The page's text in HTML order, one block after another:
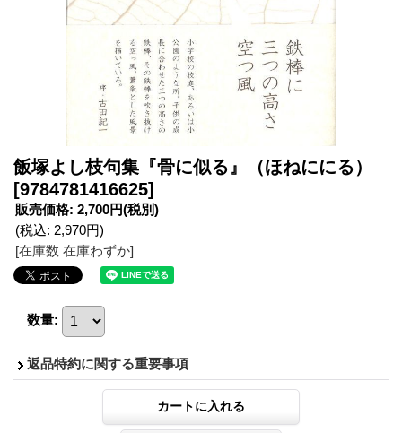
飯塚よし枝句集『骨に似る』（ほねににる）
[9784781416625]
販売価格: 2,700円(税別)
(税込: 2,970円)
[在庫数 在庫わずか]
数量:
返品特約に関する重要事項